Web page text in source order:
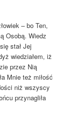
– bo Ten,
Osobą. Wiedz
stał Jej
wiedziałem, iż
przez Nią
Mnie też miłość
niż wszyscy
przynagliła